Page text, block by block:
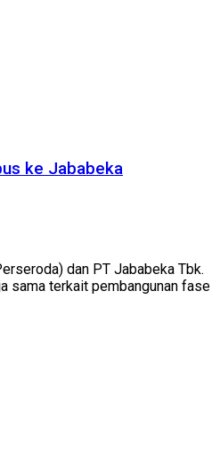
ke Jababeka
dan PT Jababeka Tbk.
sama terkait pembangunan fase